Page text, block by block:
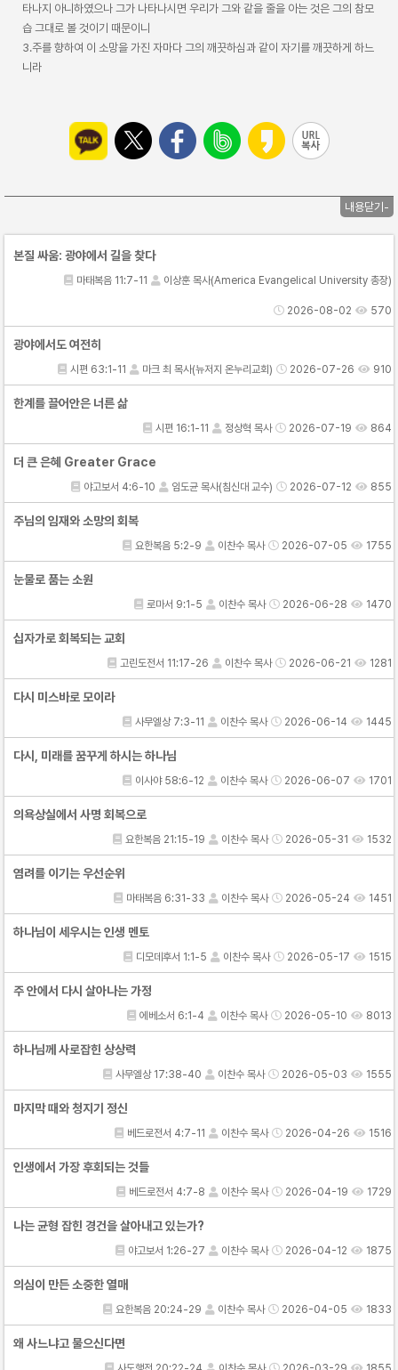
타나지 아니하였으나 그가 나타나시면 우리가 그와 같을 줄을 아는 것은 그의 참모
습 그대로 볼 것이기 때문이니
3.주를 향하여 이 소망을 가진 자마다 그의 깨끗하심과 같이 자기를 깨끗하게 하느
니라
내용닫기-
본질 싸움: 광야에서 길을 찾다
마태복음 11:7-11 이상훈 목사(America Evangelical University 총장)
2026-08-02 570
광야에서도 여전히
시편 63:1-11 마크 최 목사(뉴저지 온누리교회) 2026-07-26 910
한계를 끌어안은 너른 삶
시편 16:1-11 정상혁 목사 2026-07-19 864
더 큰 은혜 Greater Grace
야고보서 4:6-10 임도균 목사(침신대 교수) 2026-07-12 855
주님의 임재와 소망의 회복
요한복음 5:2-9 이찬수 목사 2026-07-05 1755
눈물로 품는 소원
로마서 9:1-5 이찬수 목사 2026-06-28 1470
십자가로 회복되는 교회
고린도전서 11:17-26 이찬수 목사 2026-06-21 1281
다시 미스바로 모이라
사무엘상 7:3-11 이찬수 목사 2026-06-14 1445
다시, 미래를 꿈꾸게 하시는 하나님
이사야 58:6-12 이찬수 목사 2026-06-07 1701
의욕상실에서 사명 회복으로
요한복음 21:15-19 이찬수 목사 2026-05-31 1532
염려를 이기는 우선순위
마태복음 6:31-33 이찬수 목사 2026-05-24 1451
하나님이 세우시는 인생 멘토
디모데후서 1:1-5 이찬수 목사 2026-05-17 1515
주 안에서 다시 살아나는 가정
에베소서 6:1-4 이찬수 목사 2026-05-10 8013
하나님께 사로잡힌 상상력
사무엘상 17:38-40 이찬수 목사 2026-05-03 1555
마지막 때와 청지기 정신
베드로전서 4:7-11 이찬수 목사 2026-04-26 1516
인생에서 가장 후회되는 것들
베드로전서 4:7-8 이찬수 목사 2026-04-19 1729
나는 균형 잡힌 경건을 살아내고 있는가?
야고보서 1:26-27 이찬수 목사 2026-04-12 1875
의심이 만든 소중한 열매
요한복음 20:24-29 이찬수 목사 2026-04-05 1833
왜 사느냐고 물으신다면